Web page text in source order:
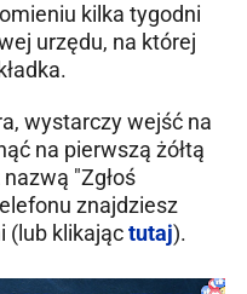
kilka tygodni
urzędu, na której
wystarczy wejść na
na pierwszą żółtą
"Zgłoś
znajdziesz
(lub klikająctutaj).